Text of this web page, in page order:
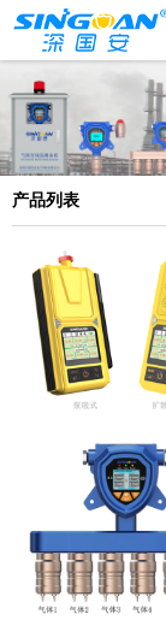
产品列表